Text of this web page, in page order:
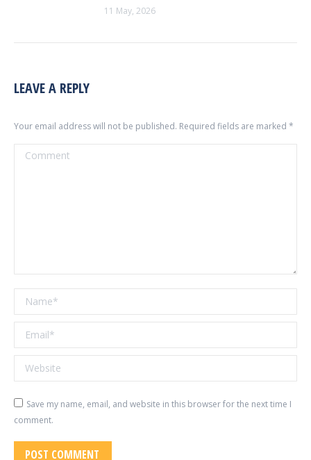
11 May, 2026
LEAVE A REPLY
Your email address will not be published. Required fields are marked *
Comment
Name *
Email *
Website
Save my name, email, and website in this browser for the next time I
comment.
POST COMMENT